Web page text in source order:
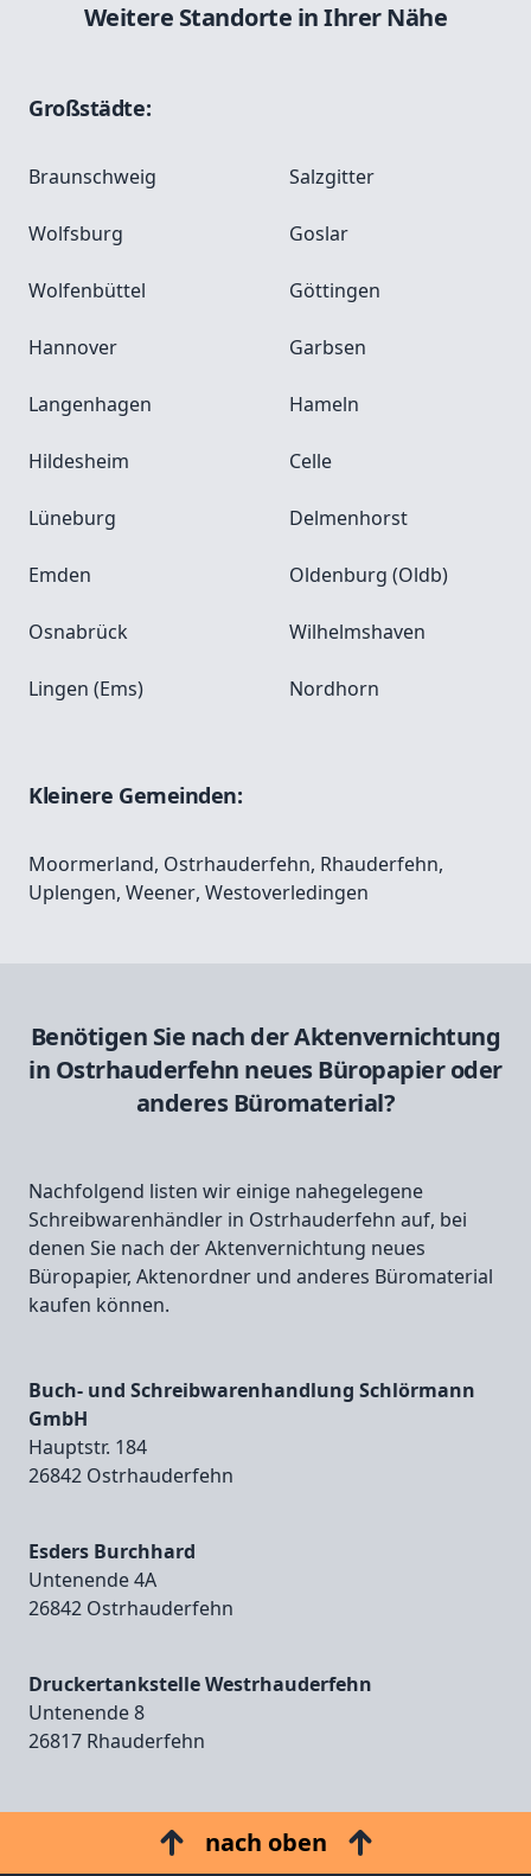
Weitere Standorte in Ihrer Nähe
Großstädte:
Braunschweig Salzgitter
Wolfsburg Goslar
Wolfenbüttel Göttingen
Hannover Garbsen
Langenhagen Hameln
Hildesheim Celle
Lüneburg Delmenhorst
Emden Oldenburg (Oldb)
Osnabrück Wilhelmshaven
Lingen (Ems) Nordhorn
Kleinere Gemeinden:
Moormerland, Ostrhauderfehn, Rhauderfehn,
Uplengen, Weener, Westoverledingen
Benötigen Sie nach der Aktenvernichtung
in Ostrhauderfehn neues Büropapier oder
anderes Büromaterial?
Nachfolgend listen wir einige nahegelegene
Schreibwarenhändler in Ostrhauderfehn auf, bei
denen Sie nach der Aktenvernichtung neues
Büropapier, Aktenordner und anderes Büromaterial
kaufen können.
Buch- und Schreibwarenhandlung Schlörmann
GmbH
Hauptstr. 184
26842 Ostrhauderfehn
Esders Burchhard
Untenende 4A
26842 Ostrhauderfehn
Druckertankstelle Westrhauderfehn
Untenende 8
26817 Rhauderfehn
nach oben